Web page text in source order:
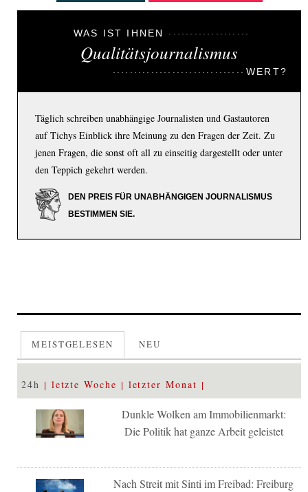
WAS IST IHNEN
Qualitätsjournalismus
WERT?
Täglich schreiben unabhängige Journalisten und Gastautoren
auf Tichys Einblick ihre Meinung zu den Fragen der Zeit. Zu
jenen Fragen, die sonst oft all zu einseitig dargestellt oder unter
den Teppich gekehrt werden.
DEN PREIS FÜR UNABHÄNGIGEN JOURNALISMUS
BESTIMMEN SIE.
MEISTGELESEN NEU
24h letzte Woche letzter Monat
Dunkle Wolken am Immobilienmarkt:
Die Politik hat ganze Arbeit geleistet
Nach Streit mit Sinti im Freibad: Freiburg